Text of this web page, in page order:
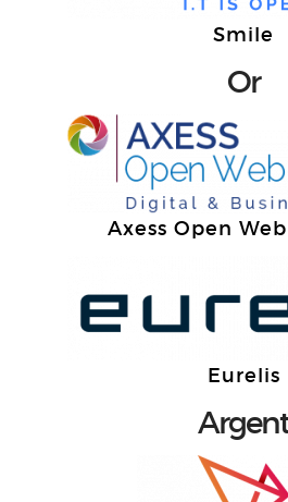
Smile
Or
Axess Open
Eurelis
Argent